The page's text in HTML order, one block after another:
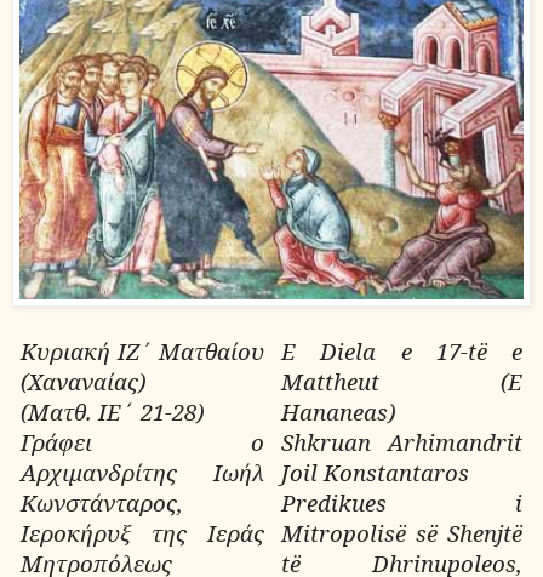
Κυριακή ΙΖ΄ Ματθαίου
(Χαναναίας)
(Ματθ. ΙΕ΄ 21-28)
Γράφει ο
Αρχιμανδρίτης Ιωήλ
Κωνστάνταρος,
Ιεροκήρυξ της Ιεράς
Μητροπόλεως
E Diela e 17-të e
Mattheut (E
Hananeas)
Shkruan Arhimandrit
Joil Konstantaros
Predikues i
Mitropolisë së Shenjtë
të Dhrinupoleos,